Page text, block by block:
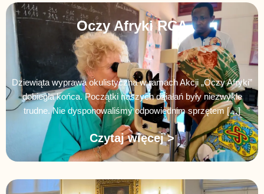
Oczy Afryki RCA
Dziewiąta wyprawa okulistyczna w ramach Akcji „Oczy Afryki”
dobiegła końca. Początki naszych działań były niezwykle
trudne. Nie dysponowaliśmy odpowiednim sprzętem […]
Czytaj więcej >